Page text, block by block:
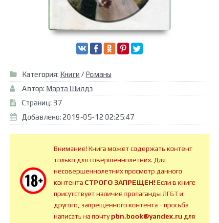
Категория: Книги / Романы
Автор: Марта Шилдз
Страниц: 37
Добавлено: 2019-05-12 02:25:47
Внимание! Книга может содержать контент
только для совершеннолетних. Для
несовершеннолетних просмотр данного
контента СТРОГО ЗАПРЕЩЕН!Если в книге
присутствует наличие пропаганды ЛГБТ и
другого, запрещенного контента - просьба
написать на почтуpbn.book@yandex.ru для